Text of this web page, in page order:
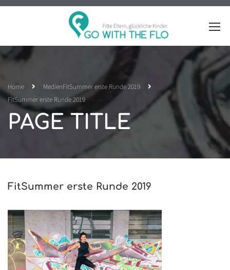
Home MedienFitSummer erste Runde 2019
FitSummer erste Runde 2019
PAGE TITLE
FitSummer erste Runde 2019